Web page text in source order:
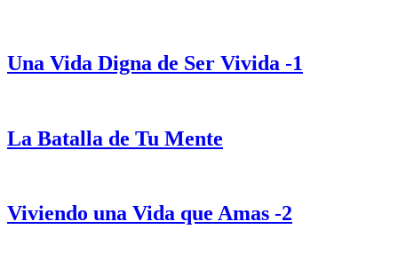
Una Vida Digna de Ser Vivida -1
La Batalla de Tu Mente
Viviendo una Vida que Amas -2